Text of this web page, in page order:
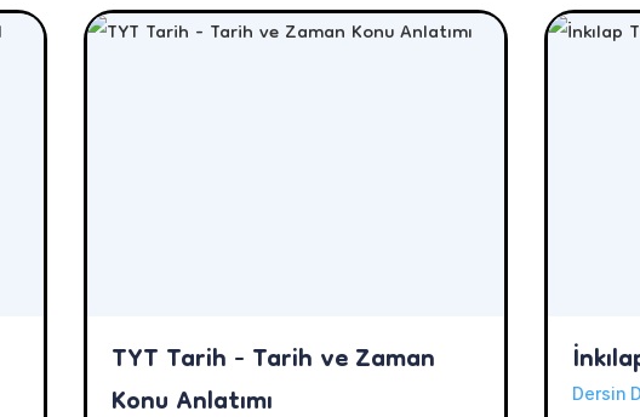
TYT Tarih - Tarih ve Zaman
Konu Anlatımı Dersin